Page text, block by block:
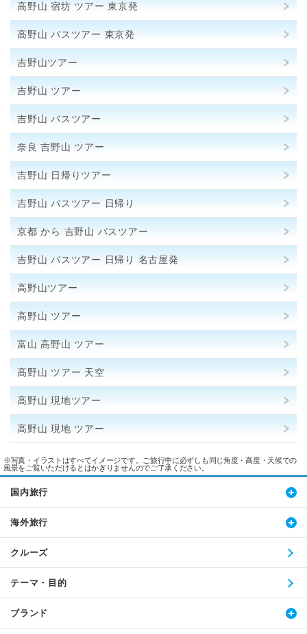
高野山 宿坊 ツアー 東京発
高野山 バスツアー 東京発
吉野山ツアー
吉野山 ツアー
吉野山 バスツアー
奈良 吉野山 ツアー
吉野山 日帰りツアー
吉野山 バスツアー 日帰り
京都 から 吉野山 バスツアー
吉野山 バスツアー 日帰り 名古屋発
高野山ツアー
高野山 ツアー
富山 高野山 ツアー
高野山 ツアー 天空
高野山 現地ツアー
高野山 現地 ツアー
※写真・イラストはすべてイメージです。ご旅行中に必ずしも同じ角度・高度・天候での
風景をご覧いただけるとはかぎりませんのでご了承ください。
国内旅行
海外旅行
クルーズ
テーマ・目的
ブランド